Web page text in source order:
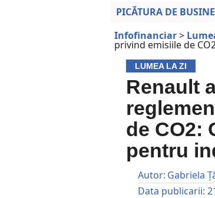
PICĂTURA DE
Infofinanciar>
privind emisiile de
LUMEA LA ZI
Renault
de CO2:
pentru
Autor: Gabriela
Data publicarii: